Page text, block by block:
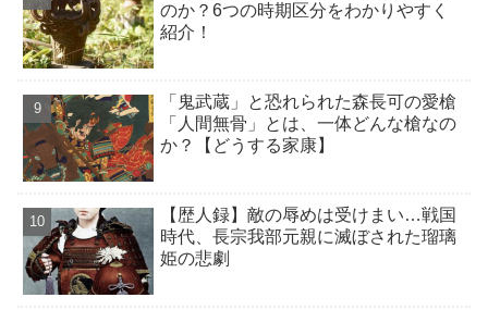
のか？6つの時期区分をわかりやすく
紹介！
「鬼武蔵」と恐れられた森長可の愛槍
「人間無骨」とは、一体どんな槍なの
か？【どうする家康】
【歴人録】敵の辱めは受けまい…戦国
時代、長宗我部元親に滅ぼされた瑠璃
姫の悲劇